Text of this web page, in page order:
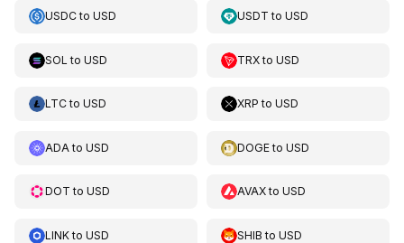
USDCto USD USDT toUSD
SOL to USD TRXtoUSD
LTCto USD XRP toUSD
ADA to USD DOGEtoUSD
DOT to USD AVAXtoUSD
LINKto USD SHIB toUSD